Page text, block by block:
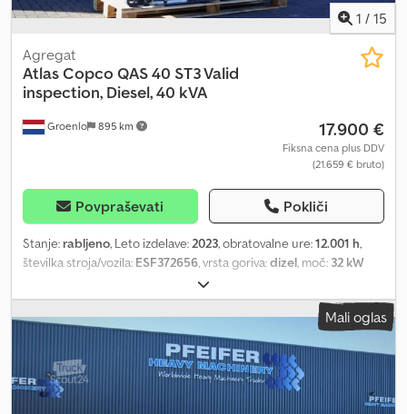
1 / 15
Groenlo 895 km
Agregat
Atlas CopcoQAS 40 ST3 Valid
inspection, Diesel, 40 kVA
17.900 €
Fiksna cena plus DDV
(21.659 € bruto)
Povpraševati Pokliči
Stanje: rabljeno, Leto izdelave:2023, obratovalne ure:12.001 h,
številka stroja/vozila: ESF372656, vrsta goriva:dizel, moč: 32 kW
, proizvajalec motorjev:Kubota
Gradbeništvo Lastna teža: 1.039 kg Crsdjza Rvnopfx Angef Moč
generatorja: 40 kVA Dimenzije tovornega prostora: 245 x 110 x 148
cm Za več informacij kontaktirajte PFEIFER GROUP.
Mali oglas